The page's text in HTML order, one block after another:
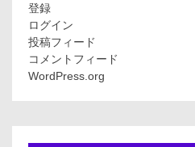
登録
ログイン
投稿フィード
コメントフィード
WordPress.org